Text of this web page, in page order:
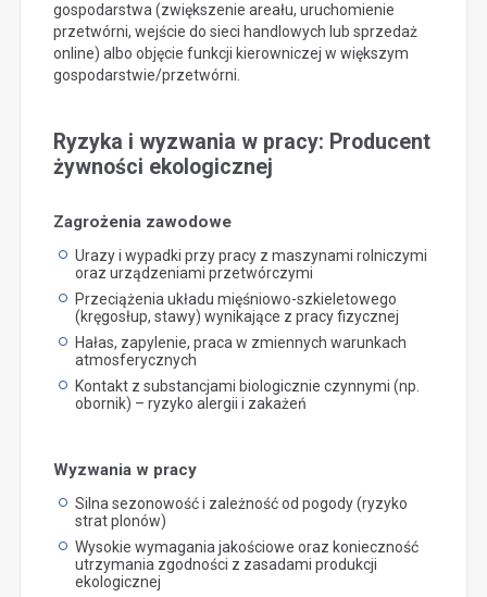
gospodarstwa (zwiększenie areału, uruchomienie
przetwórni, wejście do sieci handlowych lub sprzedaż
online) albo objęcie funkcji kierowniczej w większym
gospodarstwie/przetwórni.
Ryzyka i wyzwania w pracy: Producent
żywności ekologicznej
Zagrożenia zawodowe
Urazy i wypadki przy pracy z maszynami rolniczymi
oraz urządzeniami przetwórczymi
Przeciążenia układu mięśniowo-szkieletowego
(kręgosłup, stawy) wynikające z pracy fizycznej
Hałas, zapylenie, praca w zmiennych warunkach
atmosferycznych
Kontakt z substancjami biologicznie czynnymi (np.
obornik) – ryzyko alergii i zakażeń
Wyzwania w pracy
Silna sezonowość i zależność od pogody (ryzyko
strat plonów)
Wysokie wymagania jakościowe oraz konieczność
utrzymania zgodności z zasadami produkcji
ekologicznej